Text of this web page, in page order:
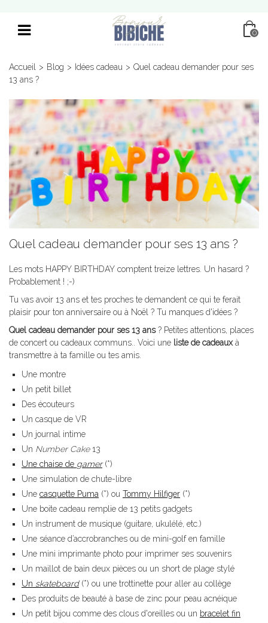
0
Accueil > Blog > Idées cadeau > Quel cadeau demander pour ses
13 ans ?
Quel cadeau demander pour ses 13 ans ?
Les mots HAPPY BIRTHDAY comptent treize lettres. Un hasard ?
Probablement ! ;-)
Tu vas avoir 13 ans et tes proches te demandent ce qui te ferait
plaisir pour ton anniversaire ou à Noël ? Tu manques d'idées ?
Quel cadeau demander pour ses 13 ans? Petites attentions, places
de concert ou cadeaux communs.. Voici une liste de cadeauxà
transmettre à ta famille ou tes amis.
Une montre
Un petit billet
Des écouteurs
Un casque de VR
Un journal intime
Un Number Cake13
Une chaise de gamer(*)
Une simulation de chute-libre
Une casquette Puma (*) ou Tommy Hilfiger (*)
Une boite cadeau remplie de 13 petits gadgets
Un instrument de musique (guitare, ukulélé, etc.)
Une séance d’accrobranches ou de mini-golf en famille
Une mini imprimante photo pour imprimer ses souvenirs
Un maillot de bain deux pièces ou un short de plage stylé
Un skateboard(*) ou une trottinette pour aller au collège
Des produits de beauté à base de zinc pour peau acnéique
Un petit bijou comme des clous d'oreilles ou un bracelet fin